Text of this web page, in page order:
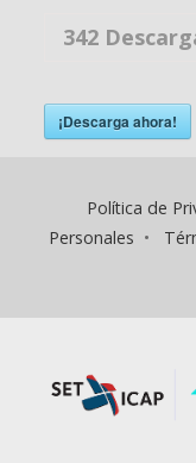
342
¡Descarga ahora!
Política de
Personales •